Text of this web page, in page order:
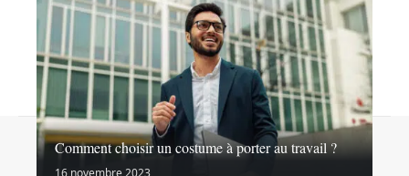
Comment choisir un costume à porter au travail ?
16 novembre 2023© 2026 | nosideesshopping.fr
Contact Mentions légales Sitemap